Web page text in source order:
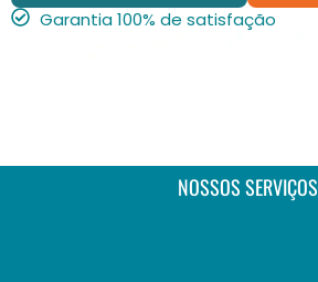
Garantia 100% de satisfação
NOSSOS SERVIÇOS